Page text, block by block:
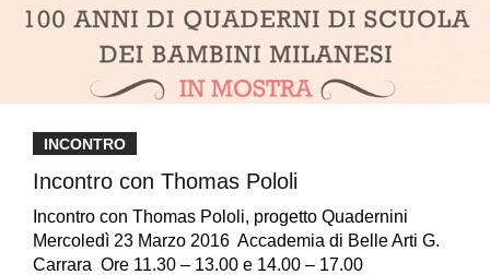
INCONTRO
Incontro con Thomas Pololi
Incontro con Thomas Pololi, progetto Quadernini
Mercoledì 23 Marzo 2016 Accademia di Belle Arti G.
Carrara Ore 11.30 – 13.00 e 14.00 – 17.00